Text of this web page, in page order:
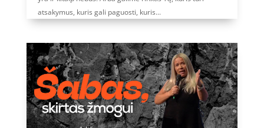
atsakymus, kuris gali paguosti, kuris...